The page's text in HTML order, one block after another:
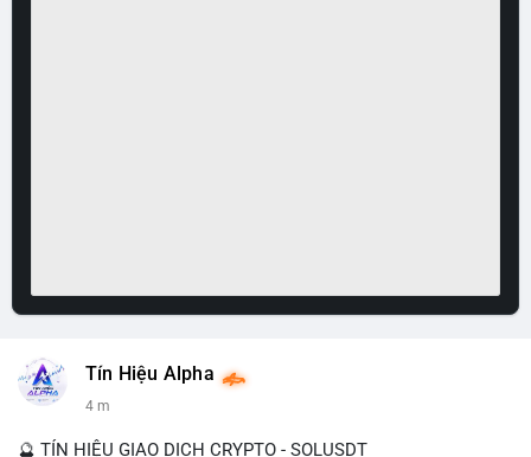
Tín Hiệu Alpha
4 m
🔮 TÍN HIỆU GIAO DỊCH CRYPTO - SOLUSDT